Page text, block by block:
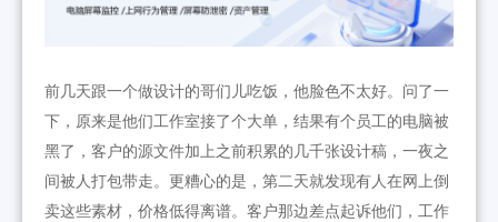
前几天跟一个做设计的哥们儿吃饭，他脸色不太好。问了一
下，原来是他们工作室接了个大单，结果有个员工的电脑被
黑了，客户的源文件加上之前积累的几千张设计稿，一夜之
间被人打包带走。更糟心的是，第二天就发现有人在网上倒
卖这些素材，价格低得离谱。客户那边差点起诉他们，工作